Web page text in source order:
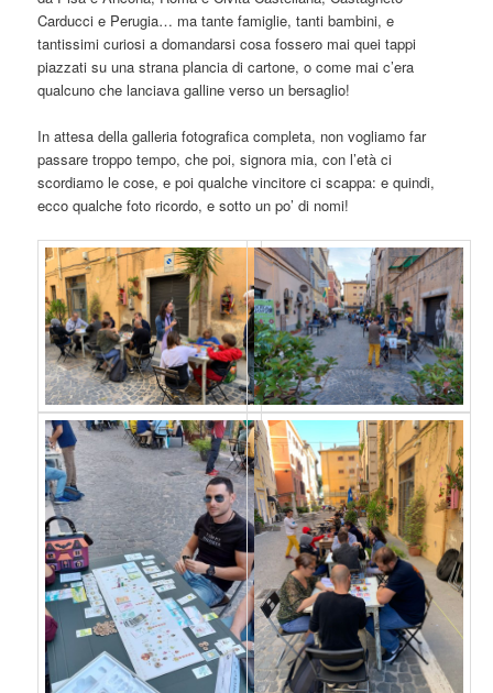
Carducci e Perugia… ma tante famiglie, tanti bambini, e
tantissimi curiosi a domandarsi cosa fossero mai quei tappi
piazzati su una strana plancia di cartone, o come mai c’era
qualcuno che lanciava galline verso un bersaglio!
In attesa della galleria fotografica completa, non vogliamo far
passare troppo tempo, che poi, signora mia, con l’età ci
scordiamo le cose, e poi qualche vincitore ci scappa: e quindi,
ecco qualche foto ricordo, e sotto un po’ di nomi!